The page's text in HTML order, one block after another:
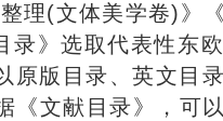
理(文体美学卷)》
》选取代表性东
原版目录、英文目
《文献目录》，可